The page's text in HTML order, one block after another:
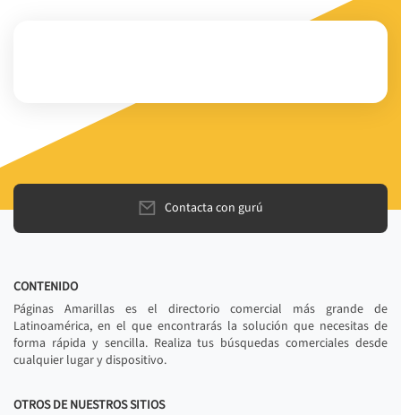
Contacta con gurú
CONTENIDO
Páginas Amarillas es el directorio comercial más grande de
Latinoamérica, en el que encontrarás la solución que necesitas de
forma rápida y sencilla. Realiza tus búsquedas comerciales desde
cualquier lugar y dispositivo.
OTROS DE NUESTROS SITIOS